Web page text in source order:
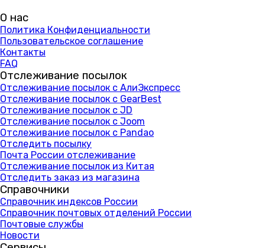
О нас
Политика Конфиденциальности
Пользовательское соглашение
Контакты
FAQ
Отслеживание посылок
Отслеживание посылок с АлиЭкспресс
Отслеживание посылок с GearBest
Отслеживание посылок с JD
Отслеживание посылок с Joom
Отслеживание посылок с Pandao
Отследить посылку
Почта России отслеживание
Отслеживание посылок из Китая
Отследить заказ из магазина
Справочники
Справочник индексов России
Справочник почтовых отделений России
Почтовые службы
Новости